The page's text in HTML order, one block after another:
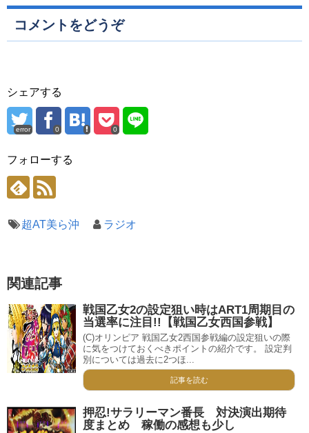
コメントをどうぞ
シェアする
error 0 0
フォローする
超AT美ら沖 ラジオ
関連記事
戦国乙女2の設定狙い時はART1周期目の
当選率に注目!!【戦国乙女西国参戦】
(C)オリンピア 戦国乙女2西国参戦編の設定狙いの際
に気をつけておくべきポイントの紹介です。 設定判
別については過去に2つほ...
記事を読む
押忍!サラリーマン番長 対決演出期待
度まとめ 稼働の感想も少し